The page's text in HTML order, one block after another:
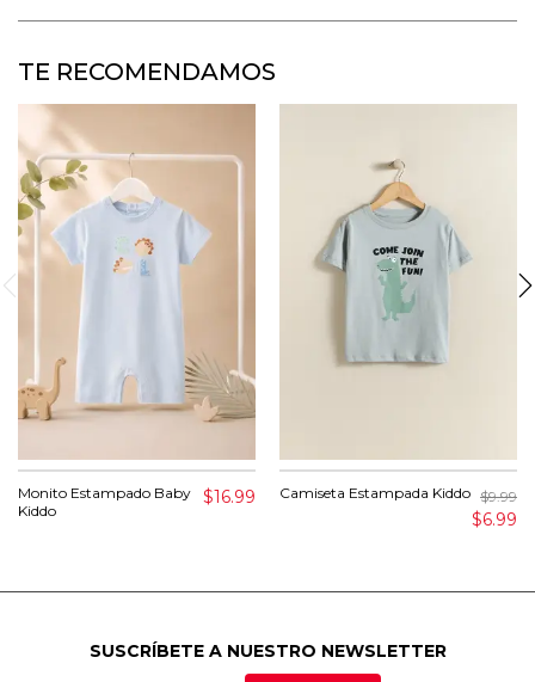
TE RECOMENDAMOS
Monito Estampado Baby
Kiddo
$16.99 Camiseta Estampada Kiddo $9.99
$6.99
SUSCRÍBETE A NUESTRO NEWSLETTER